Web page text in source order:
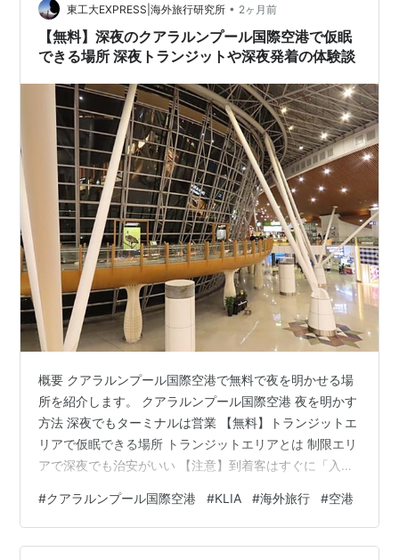
東工大EXPRESS|海外旅行研究所 • 2ヶ月前
【無料】深夜のクアラルンプール国際空港で仮眠
できる場所 深夜トランジットや深夜発着の体験談
概要 クアラルンプール国際空港で無料で夜を明かせる場
所を紹介します。 クアラルンプール国際空港 夜を明かす
方法 深夜でもターミナルは営業 【無料】トランジットエ
リアで仮眠できる場所 トランジットエリアとは 制限エリ
アで深夜でも治安がいい 【注意】到着客はすぐに「入
①リンバ付近 ②トランジットホテル 搭乗ゲート付近
③「バスラウンジ」 ④フードコート付近 入出国エリア
付近に椅子はない！ 【無料】制限エリア外で仮眠できる
#クアラルンプール国際空港 #KLIA #海外旅行 #空港